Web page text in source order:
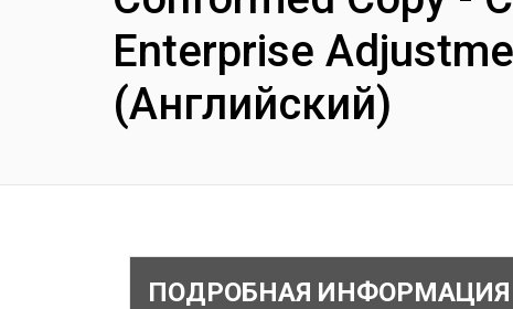
Enterprise
(Английский)
ПОДРОБНАЯ ИНФОРМАЦИЯ